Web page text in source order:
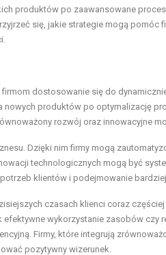
produktów po zaawansowane
się, jakie strategie mogą pomóc
dostosowanie się do
produktów po optymalizację
rozwój oraz innowacyjne
Dzięki nim firmy mogą
technologicznych mogą być
klientów i podejmowanie
czasach klienci coraz
wykorzystanie zasobów czy
Firmy, które integrują
pozytywny wizerunek.